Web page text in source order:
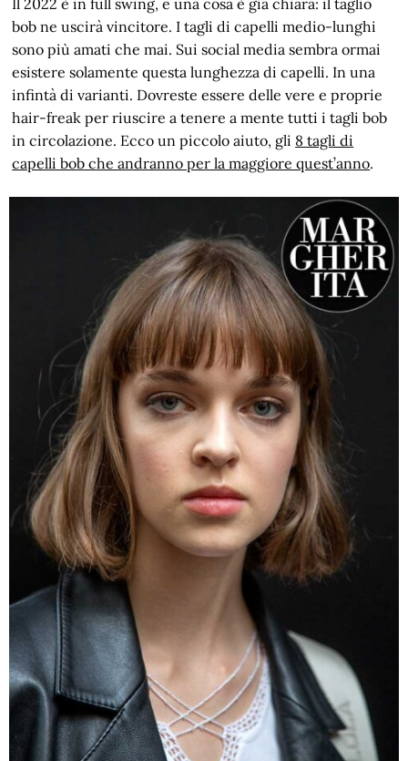
Il 2022 è in full swing, e una cosa è già chiara: il taglio
bob ne uscirà vincitore. I tagli di capelli medio-lunghi
sono più amati che mai. Sui social media sembra ormai
esistere solamente questa lunghezza di capelli. In una
infintà di varianti. Dovreste essere delle vere e proprie
hair-freak per riuscire a tenere a mente tutti i tagli bob
in circolazione. Ecco un piccolo aiuto, gli 8 tagli di
capelli bob che andranno per la maggiore quest’anno.